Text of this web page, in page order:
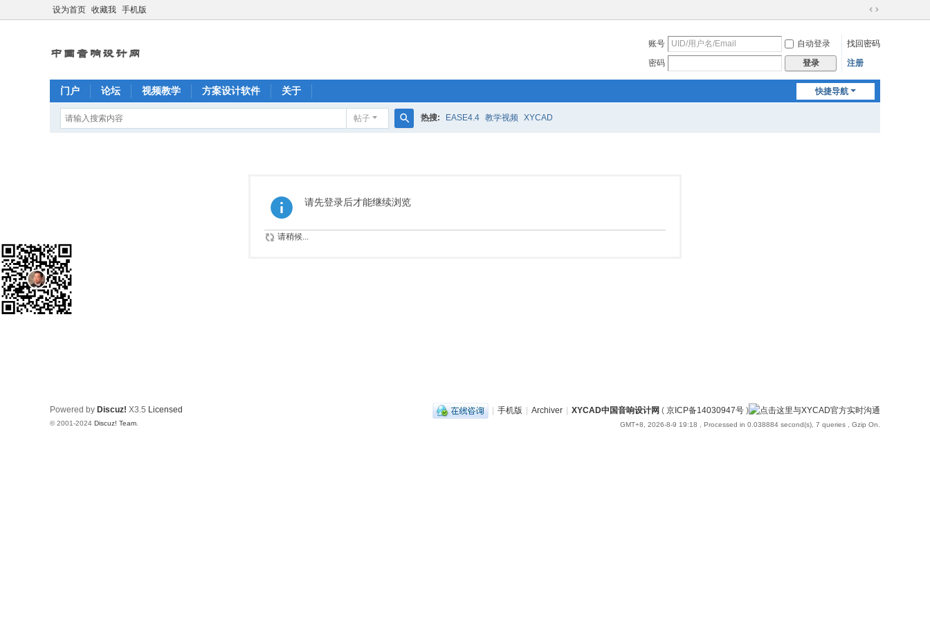
设为首页 收藏我 手机版
切
到
账号 自动登录
找回密码
密码
登录 注册
快捷导航
门户 论坛 视频教学 方案设计软件 关于
帖子 热搜: EASE4.4 教学视频 XYCAD
请先登录后才能继续浏览
请稍候...
| 手机版 | Archiver | XYCAD中国音响设计网 ( 京ICP备14030947号 )
GMT+8, 2026-8-9 19:18 , Processed in 0.038884 second(s), 7 queries , Gzip On.
Powered by Discuz! X3.5 Licensed
© 2001-2024 Discuz! Team